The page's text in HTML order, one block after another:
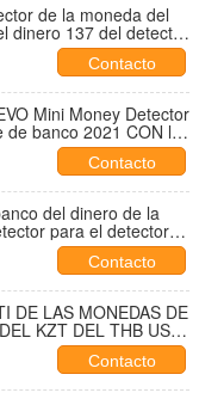
de la moneda del
dinero 137 del detector
Contacto
Mini Money Detector
banco 2021 CON las
de la DIRECCIÓN del
Contacto
del dinero de la
para el detector
EURO
Contacto
DE LAS MONEDAS DE
KZT DEL THB USD
LA ALIMENTACIÓN
DE LAS NOTAS
Contacto